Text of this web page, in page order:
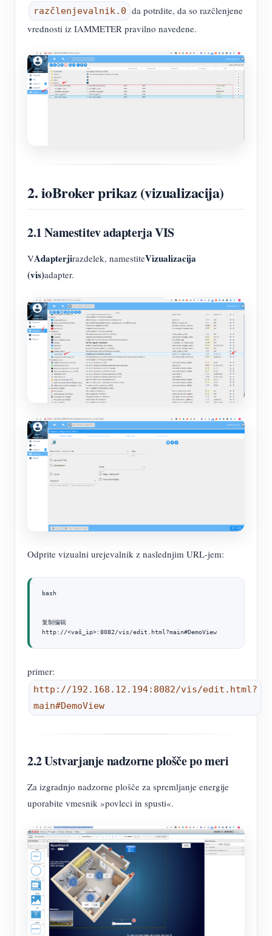
razčlenjevalnik.0 da potrdite, da so razčlenjene
vrednosti iz IAMMETER pravilno navedene.
2. ioBroker prikaz (vizualizacija)
2.1 Namestitev adapterja VIS
VAdapterjirazdelek, namestiteVizualizacija
(vis)adapter.
Odprite vizualni urejevalnik z naslednjim URL-jem:
bash
复制编辑
http://<vaš_ip>:8082/vis/edit.html?main#DemoView
primer:
http://192.168.12.194:8082/vis/edit.html?
main#DemoView
2.2 Ustvarjanje nadzorne plošče po meri
Za izgradnjo nadzorne plošče za spremljanje energije
uporabite vmesnik »povleci in spusti«.